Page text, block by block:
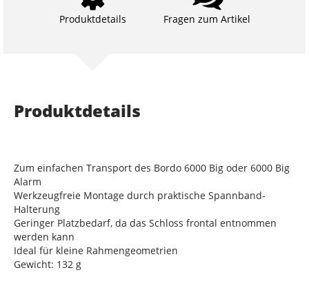
Produktdetails Fragen zum Artikel
Produktdetails
Zum einfachen Transport des Bordo 6000 Big oder 6000 Big
Alarm
Werkzeugfreie Montage durch praktische Spannband-
Halterung
Geringer Platzbedarf, da das Schloss frontal entnommen
werden kann
Ideal für kleine Rahmengeometrien
Gewicht: 132 g